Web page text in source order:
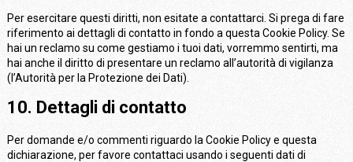
Per esercitare questi diritti, non esitate a contattarci. Si prega di fare
riferimento ai dettagli di contatto in fondo a questa Cookie Policy. Se
hai un reclamo su come gestiamo i tuoi dati, vorremmo sentirti, ma
hai anche il diritto di presentare un reclamo all’autorità di vigilanza
(l’Autorità per la Protezione dei Dati).
10. Dettagli di contatto
Per domande e/o commenti riguardo la Cookie Policy e questa
dichiarazione, per favore contattaci usando i seguenti dati di